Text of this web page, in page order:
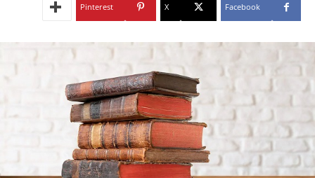
Facebook
X
Pinterest